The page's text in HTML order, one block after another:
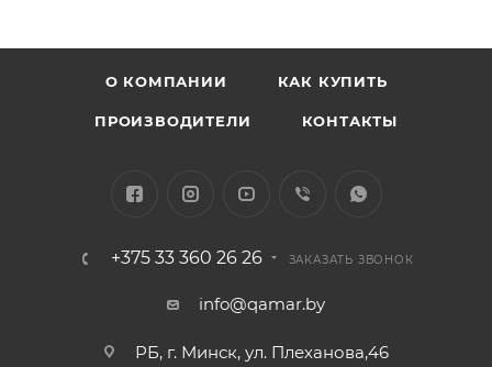
О КОМПАНИИ КАК КУПИТЬ
ПРОИЗВОДИТЕЛИ КОНТАКТЫ
+375 33 360 26 26 ЗАКАЗАТЬ ЗВОНОК
info@qamar.by
РБ, г. Минск, ул. Плеханова,46